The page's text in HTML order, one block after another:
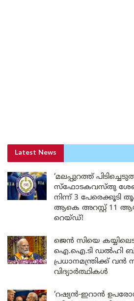
Latest News
‘മലപ്പുറത്ത്
സ്ഫോടകവസ്തു
നിന്ന് 3
ആകെ അറസ്റ്റ് 11
റെയ്ഡ്!
ജെൻ സിയെ
ഐ.ഐ.ടി ഡൽഹി
പ്രധാനമന്ത്രിക്ക്
വിദ്യാർത്ഥികൾ
‘റഷ്യൻ-ഇറാൻ